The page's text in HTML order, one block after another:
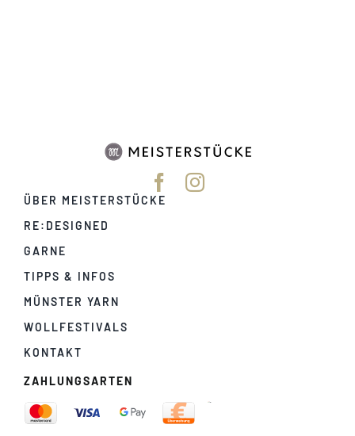
ÜBER MEISTERSTÜCKE
RE:DESIGNED
GARNE
TIPPS & INFOS
MÜNSTER YARN
WOLLFESTIVALS
KONTAKT
ZAHLUNGSARTEN